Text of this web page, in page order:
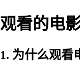
观看的电
1. 为什么观看